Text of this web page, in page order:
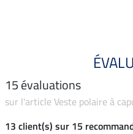
15 évaluations
sur l'article Veste polaire à
13 client(s) sur 15